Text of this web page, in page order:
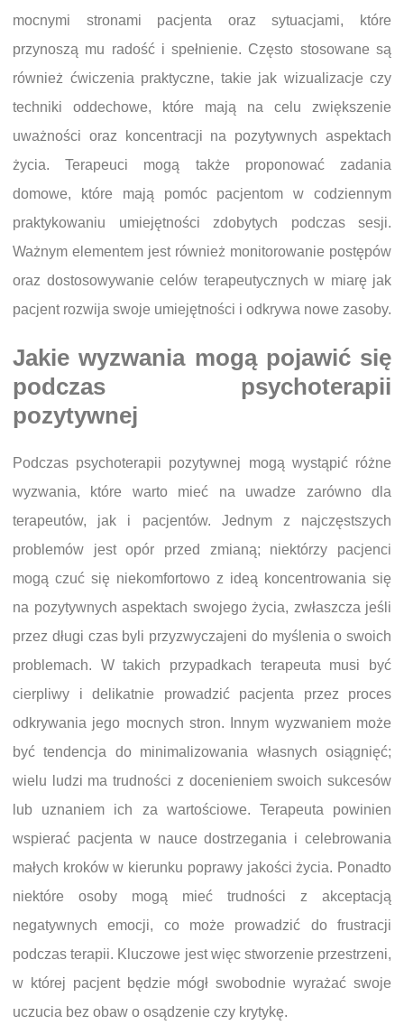
mocnymi stronami pacjenta oraz sytuacjami, które
przynoszą mu radość i spełnienie. Często stosowane są
również ćwiczenia praktyczne, takie jak wizualizacje czy
techniki oddechowe, które mają na celu zwiększenie
uważności oraz koncentracji na pozytywnych aspektach
życia. Terapeuci mogą także proponować zadania
domowe, które mają pomóc pacjentom w codziennym
praktykowaniu umiejętności zdobytych podczas sesji.
Ważnym elementem jest również monitorowanie postępów
oraz dostosowywanie celów terapeutycznych w miarę jak
pacjent rozwija swoje umiejętności i odkrywa nowe zasoby.
Jakie wyzwania mogą pojawić się
podczas psychoterapii
pozytywnej
Podczas psychoterapii pozytywnej mogą wystąpić różne
wyzwania, które warto mieć na uwadze zarówno dla
terapeutów, jak i pacjentów. Jednym z najczęstszych
problemów jest opór przed zmianą; niektórzy pacjenci
mogą czuć się niekomfortowo z ideą koncentrowania się
na pozytywnych aspektach swojego życia, zwłaszcza jeśli
przez długi czas byli przyzwyczajeni do myślenia o swoich
problemach. W takich przypadkach terapeuta musi być
cierpliwy i delikatnie prowadzić pacjenta przez proces
odkrywania jego mocnych stron. Innym wyzwaniem może
być tendencja do minimalizowania własnych osiągnięć;
wielu ludzi ma trudności z docenieniem swoich sukcesów
lub uznaniem ich za wartościowe. Terapeuta powinien
wspierać pacjenta w nauce dostrzegania i celebrowania
małych kroków w kierunku poprawy jakości życia. Ponadto
niektóre osoby mogą mieć trudności z akceptacją
negatywnych emocji, co może prowadzić do frustracji
podczas terapii. Kluczowe jest więc stworzenie przestrzeni,
w której pacjent będzie mógł swobodnie wyrażać swoje
uczucia bez obaw o osądzenie czy krytykę.